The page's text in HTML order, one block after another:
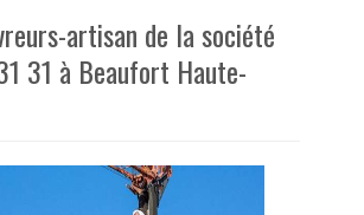
artisan de la société
31 à Beaufort Haute-